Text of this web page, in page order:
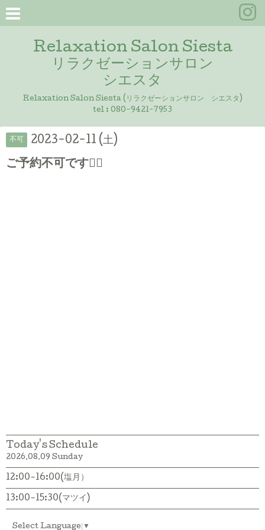
Relaxation Salon Siesta
リラクゼーションサロン
シエスタ
Relaxation Salon Siesta (リラクゼーションサロン シエスタ)
tel : 080-9421-7953
不可 2023-02-11 (土)
ご予約不可です🙇‍♀️
Today's Schedule
2026.08.09 Sunday
12:00-16:00(塩月）
13:00-15:30(マツイ)
Select Language ▼